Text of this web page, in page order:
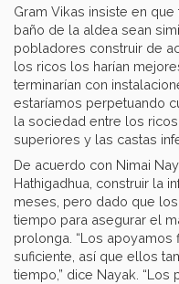
Gram Vikas insiste en
baño de la aldea sean
pobladores construir de
los ricos los harían
terminarían con
estaríamos perpetuando
la sociedad entre los
superiores y las castas
De acuerdo con Nimai
Hathigadhua, construir la
meses, pero dado que
tiempo para asegurar el
prolonga. “Los apoyamos
suficiente, así que ellos
tiempo,” dice Nayak.